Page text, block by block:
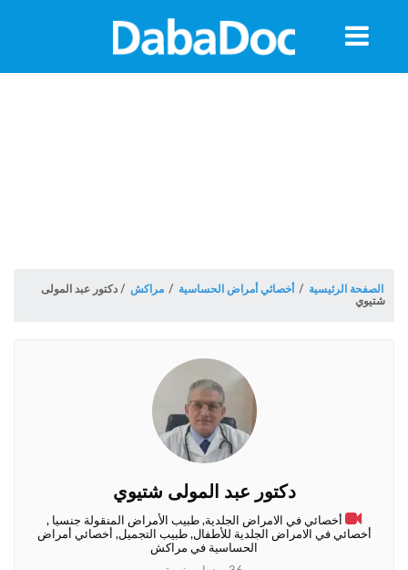
الصفحة الرئيسية / أخصائي أمراض الحساسية / مراكش / دكتور عبد المولى
شتيوي
دكتور عبد المولى شتيوي
أخصائي في الامراض الجلدية, طبيب الأمراض المنقولة جنسيا ,
أخصائي في الامراض الجلدية للأطفال, طبيب التجميل, أخصائي أمراض
الحساسية في مراكش
معلومات